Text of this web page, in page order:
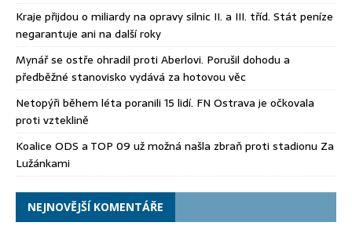
Kraje přijdou o miliardy na opravy silnic II. a III. tříd. Stát peníze
negarantuje ani na další roky
Mynář se ostře ohradil proti Aberlovi. Porušil dohodu a
předběžné stanovisko vydává za hotovou věc
Netopýři během léta poranili 15 lidí. FN Ostrava je očkovala
proti vzteklině
Koalice ODS a TOP 09 už možná našla zbraň proti stadionu Za
Lužánkami
NEJNOVĚJŠÍ KOMENTÁŘE